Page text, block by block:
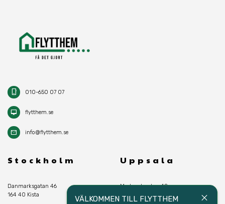
VÄLKOMMEN TILL FLYTTHEM close
phone_iphone 010-650 07 07
desktop_mac flytthem.se
mail info@flytthem.se
Stockholm
Danmarksgatan 46
164 40 Kista
Uppsala
Marknadsgatan 48